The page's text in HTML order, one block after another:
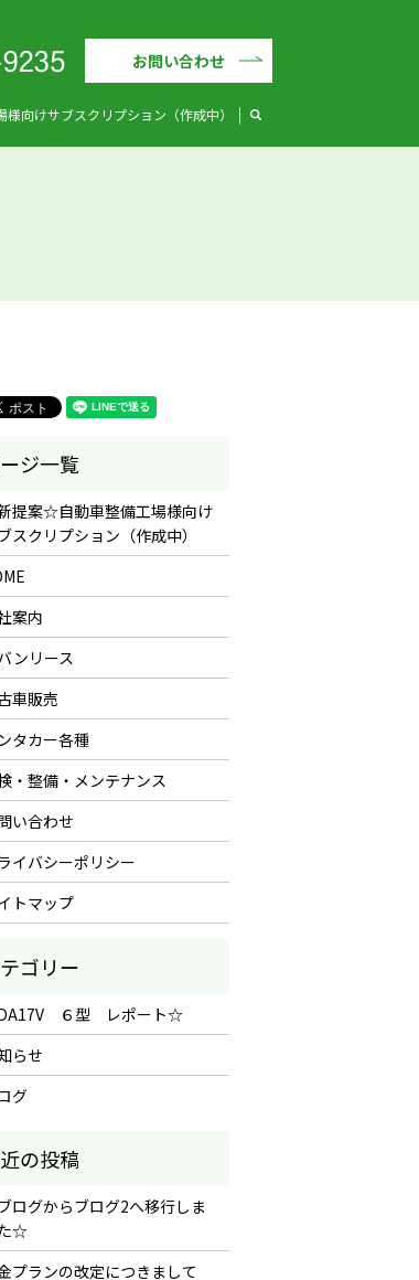
向けサブスクリプション（作成中）
お問い合わせ
提案☆自動車整備工場様向け
スクリプション（作成中）
案内
ンリース
車販売
タカー各種
・整備・メンテナンス
い合わせ
イバシーポリシー
トマップ
６型 レポート☆
らせ
グ
ログからブログ2へ移行しま
☆
プランの改定につきまして